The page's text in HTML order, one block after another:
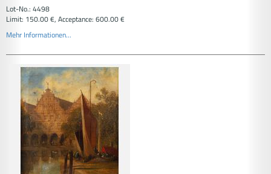
Lot-No.: 4498
Limit: 150.00 €, Acceptance: 600.00 €
Mehr Informationen...